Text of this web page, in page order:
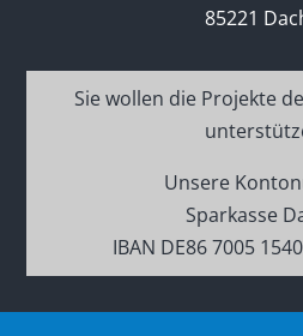
85221
Sie wollen die Projekte
Unsere
Sparkasse
IBAN DE86 7005